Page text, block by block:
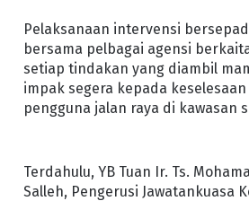
Pelaksanaan intervensi
bersama pelbagai agensi
setiap tindakan yang diambil
impak segera kepada
pengguna jalan raya di kawasan
Terdahulu, YB Tuan Ir. Ts.
Salleh, Pengerusi Jawatankuasa